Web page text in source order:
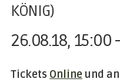
KÖNIG)
26.08.18, 15:00
Tickets Online und